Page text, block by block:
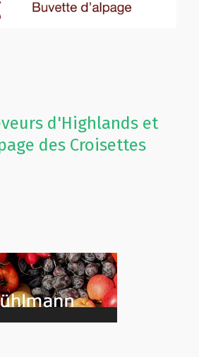
d'Highlands et
des Croisettes